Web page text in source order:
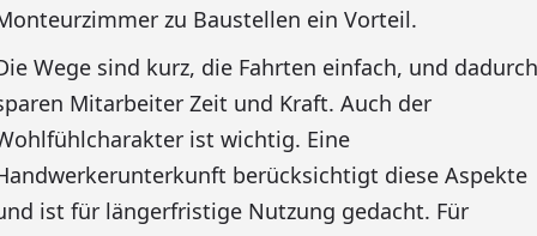
zu Baustellen ein Vorteil.
Wege sind kurz, die Fahrten einfach, und dadurch
Mitarbeiter Zeit und Kraft. Auch der
ist wichtig. Eine
berücksichtigt diese Aspekte
ist für längerfristige Nutzung gedacht. Für